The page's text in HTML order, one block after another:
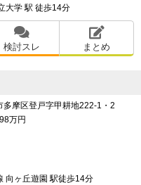
大学 駅 徒歩14分
検討スレ まとめ
多摩区登戸字甲耕地222-1・2
万円
向ヶ丘遊園 駅徒歩14分